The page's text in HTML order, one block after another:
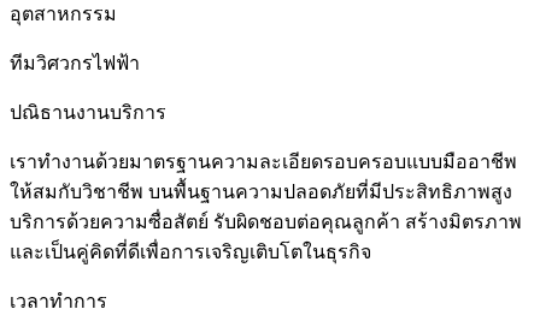
อุตสาหกรรม
ทีมวิศวกรไฟฟ้า
ปณิธานงานบริการ
เราทำงานด้วยมาตรฐานความละเอียดรอบครอบแบบมืออาชีพ
ให้สมกับวิชาชีพ บนพื้นฐานความปลอดภัยที่มีประสิทธิภาพสูง
บริการด้วยความซื่อสัตย์ รับผิดชอบต่อคุณลูกค้า สร้างมิตรภาพ
และเป็นคู่คิดที่ดีเพื่อการเจริญเติบโตในธุรกิจ
เวลาทำการ